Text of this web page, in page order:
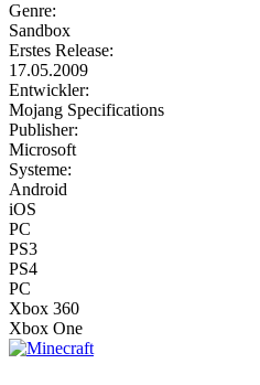
Genre:
Sandbox
Erstes Release:
17.05.2009
Entwickler:
Mojang Specifications
Publisher:
Microsoft
Systeme:
Android
iOS
PC
PS3
PS4
PC
Xbox 360
Xbox One